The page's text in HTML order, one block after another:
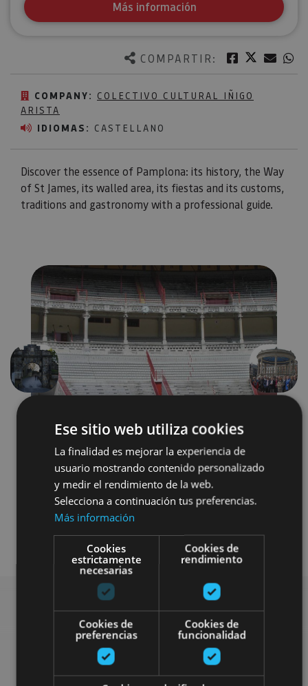
COMPARTIR: Facebook
Twitter
COMPANY: COLECTIVO CULTURAL IÑIGO
ARISTA
IDIOMAS: CASTELLANO
Discover the essence of Pamplona: its history, the Way
of St James, its walled area, its fiestas and its customs,
traditions and gastronomy with a professional guide.
Más información
Previous Next
Localidades Camino de Santiago
Visitas guiadas
Find more plans
Ese sitio web utiliza cookies
La finalidad es mejorar la experiencia de
usuario mostrando contenido personalizado
y medir el rendimiento de la web.
Selecciona a continuación tus preferencias.
Más información
Cookies
estrictamente
necesarias
Cookies de
rendimiento
Cookies de
preferencias
Cookies de
funcionalidad